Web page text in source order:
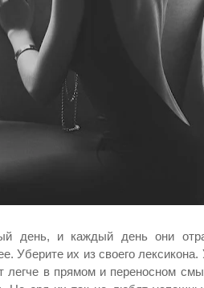
день, и каждый день они
Уберите их из своего
легче в прямом и переносном